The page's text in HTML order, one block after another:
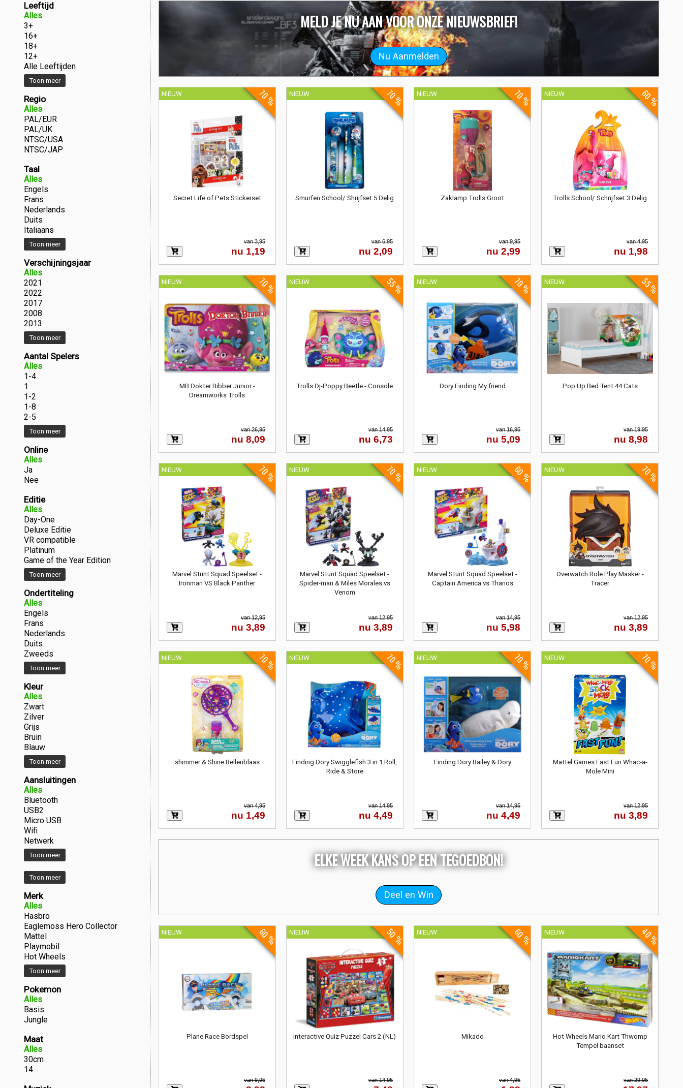
Leeftijd
Alles
3+
16+
18+
12+
Alle Leeftijden
Toon meer
Regio
Alles
PAL/EUR
PAL/UK
NTSC/USA
NTSC/JAP
Taal
Alles
Engels
Frans
Nederlands
Duits
Italiaans
Toon meer
Verschijningsjaar
Alles
2021
2022
2017
2008
2013
Toon meer
Aantal Spelers
Alles
1-4
1
1-2
1-8
2-5
Toon meer
Online
Alles
Ja
Nee
Editie
Alles
Day-One
Deluxe Editie
VR compatible
Platinum
Game of the Year Edition
Toon meer
Ondertiteling
Alles
Engels
Frans
Nederlands
Duits
Zweeds
Toon meer
Kleur
Alles
Zwart
Zilver
Grijs
Bruin
Blauw
Toon meer
Aansluitingen
Alles
Bluetooth
USB2
Micro USB
Wifi
Netwerk
Toon meer
Toon meer
Merk
Alles
Hasbro
Eaglemoss Hero Collector
Mattel
Playmobil
Hot Wheels
Toon meer
Pokemon
Alles
Basis
Jungle
Maat
Alles
30cm
14
NIEUW
Secret Life of Pets Stickerset
70 %
van 3,95
nu 1,19
NIEUW
Smurfen School/ Shrijfset 5 Delig
70 %
van 6,95
nu 2,09
NIEUW
Zaklamp Trolls Groot
70 %
van 9,95
nu 2,99
NIEUW
Trolls School/ Schrijfset 3 Delig
60 %
van 4,95
nu 1,98
NIEUW
MB Dokter Bibber Junior -
Dreamworks Trolls
70 %
van 26,95
nu 8,09
NIEUW
Trolls Dj-Poppy Beetle - Console
55 %
van 14,95
nu 6,73
NIEUW
Dory Finding My friend
70 %
van 16,95
nu 5,09
NIEUW
Pop Up Bed Tent 44 Cats
55 %
van 19,95
nu 8,98
NIEUW
Marvel Stunt Squad Speelset -
Ironman VS Black Panther
70 %
van 12,95
nu 3,89
NIEUW
Marvel Stunt Squad Speelset -
Spider-man & Miles Morales vs
Venom
70 %
van 12,95
nu 3,89
NIEUW
Marvel Stunt Squad Speelset -
Captain America vs Thanos
60 %
van 14,95
nu 5,98
NIEUW
Overwatch Role Play Masker -
Tracer
70 %
van 12,95
nu 3,89
NIEUW
shimmer & Shine Bellenblaas
70 %
van 4,95
nu 1,49
NIEUW
Finding Dory Swigglefish 3 in 1 Roll,
Ride & Store
70 %
van 14,95
nu 4,49
NIEUW
Finding Dory Bailey & Dory
70 %
van 14,95
nu 4,49
NIEUW
Mattel Games Fast Fun Whac-a-
Mole Mini
70 %
van 12,95
nu 3,89
NIEUW
Plane Race Bordspel
60 %
van 9,95
NIEUW
Interactive Quiz Puzzel Cars 2 (NL)
50 %
van 14,95
NIEUW
Mikado
60 %
van 4,95
NIEUW
Hot Wheels Mario Kart Thwomp
Tempel baanset
40 %
van 29,95
MELD JE NU AAN VOOR ONZE NIEUWSBRIEF!
ELKE WEEK KANS OP EEN TEGOEDBON!